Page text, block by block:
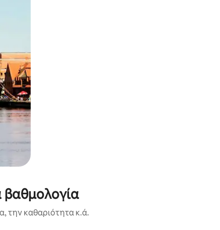
βαθμολογία
την καθαριότητα κ.ά.